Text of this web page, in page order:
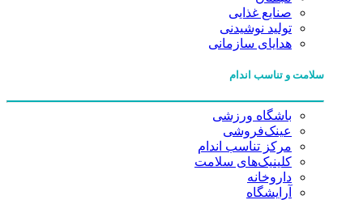
صنایع غذایی
تولید نوشیدنی
هدایای سازمانی
سلامت و تناسب اندام
باشگاه ورزشی
عینک‌فروشی
مرکز تناسب اندام
کلینیک‌های سلامت
داروخانه
آرایشگاه